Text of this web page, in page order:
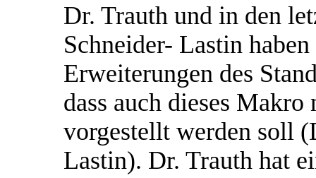
Dr. Trauth und in den
Schneider- Lastin
Erweiterungen des
dass auch dieses
vorgestellt werden soll
Lastin). Dr. Trauth hat